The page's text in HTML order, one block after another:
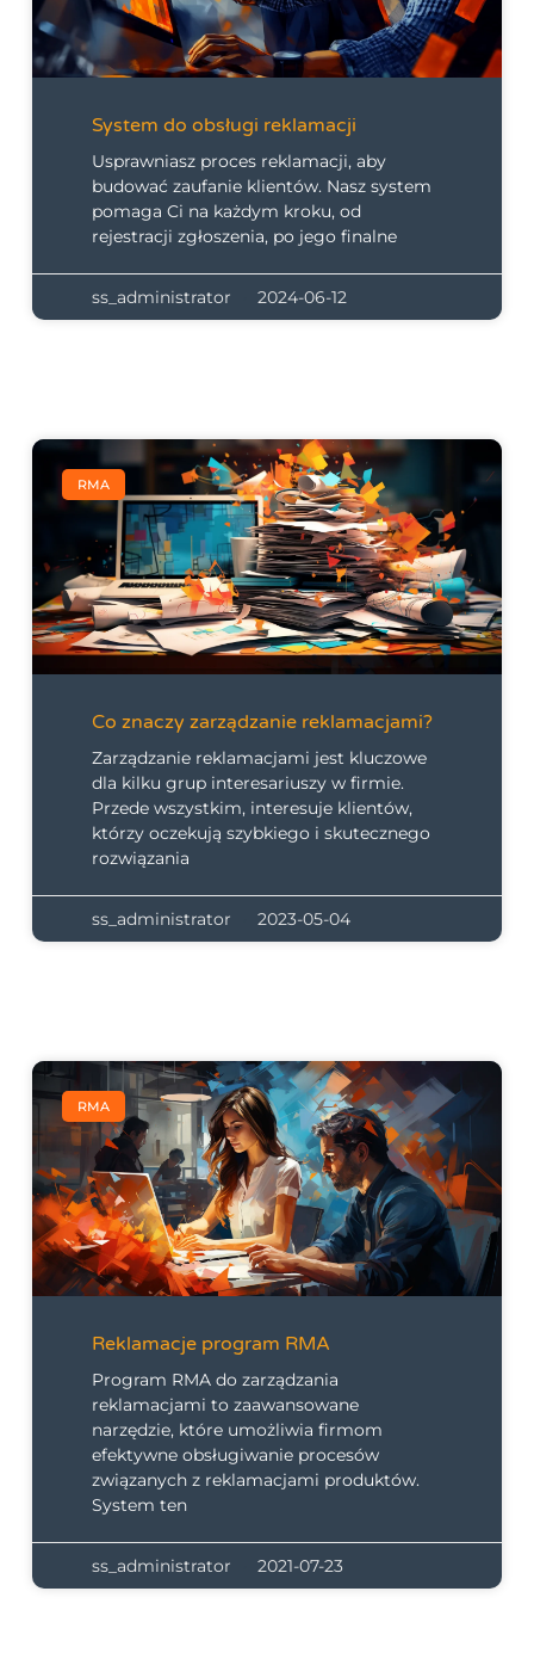
System do obsługi reklamacji
Usprawniasz proces reklamacji, aby
budować zaufanie klientów. Nasz system
pomaga Ci na każdym kroku, od
rejestracji zgłoszenia, po jego finalne
ss_administrator 2024-06-12
RMA
Co znaczy zarządzanie reklamacjami?
Zarządzanie reklamacjami jest kluczowe
dla kilku grup interesariuszy w firmie.
Przede wszystkim, interesuje klientów,
którzy oczekują szybkiego i skutecznego
rozwiązania
ss_administrator 2023-05-04
RMA
Reklamacje program RMA
Program RMA do zarządzania
reklamacjami to zaawansowane
narzędzie, które umożliwia firmom
efektywne obsługiwanie procesów
związanych z reklamacjami produktów.
System ten
ss_administrator 2021-07-23